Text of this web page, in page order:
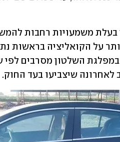
על הקואליציה בראשות
לאחרונה שיצביעו בעד החוק.